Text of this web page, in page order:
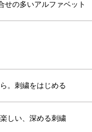
せの多いアルファベット
。刺繍をはじめる
しい、深める刺繍